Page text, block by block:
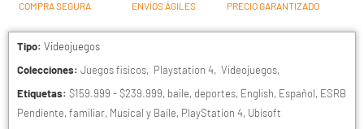
COMPRA SEGURA ENVÍOS ÁGILES PRECIO GARANTIZADO
Tipo: Videojuegos
Colecciones: Juegos fisicos, Playstation 4, Videojuegos,
Etiquetas: $159.999 - $239.999, baile, deportes, English, Español, ESRB
Pendiente, familiar, Musical y Baile, PlayStation 4, Ubisoft